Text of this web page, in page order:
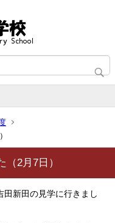
2月7日）
新田の見学に行きまし